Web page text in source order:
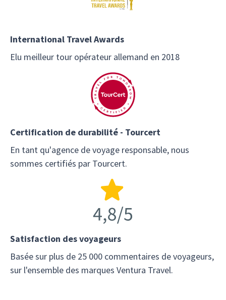
International Travel Awards
Elu meilleur tour opérateur allemand en 2018
Certification de durabilité - Tourcert
En tant qu'agence de voyage responsable, nous
sommes certifiés par Tourcert.
Satisfaction des voyageurs
Basée sur plus de 25 000 commentaires de voyageurs,
sur l'ensemble des marques Ventura Travel.